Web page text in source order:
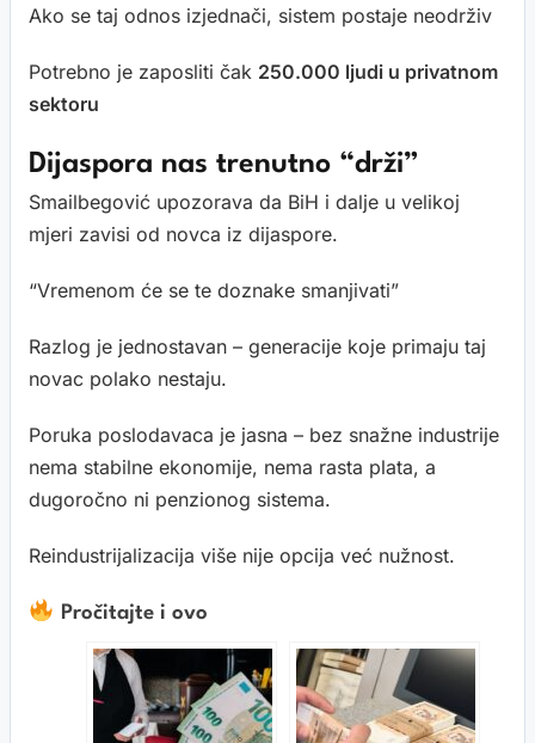
Ako se taj odnos izjednači, sistem postaje neodrživ
Potrebno je zaposliti čak 250.000 ljudi u privatnom
sektoru
Dijaspora nas trenutno “drži”
Smailbegović upozorava da BiH i dalje u velikoj
mjeri zavisi od novca iz dijaspore.
“Vremenom će se te doznake smanjivati”
Razlog je jednostavan – generacije koje primaju taj
novac polako nestaju.
Poruka poslodavaca je jasna – bez snažne industrije
nema stabilne ekonomije, nema rasta plata, a
dugoročno ni penzionog sistema.
Reindustrijalizacija više nije opcija već nužnost.
Pročitajte i ovo